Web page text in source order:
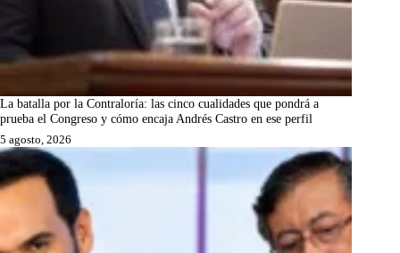
La batalla por la Contraloría: las cinco cualidades que pondrá a
prueba el Congreso y cómo encaja Andrés Castro en ese perfil
5 agosto, 2026